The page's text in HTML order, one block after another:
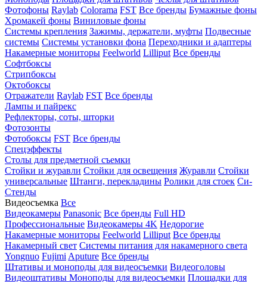
Фотофоны Raylab Colorama FST Все бренды Бумажные фоны
Хромакей фоны Виниловые фоны
Системы крепления Зажимы, держатели, муфты Подвесные
системы Системы установки фона Переходники и адаптеры
Накамерные мониторы Feelworld Lilliput Все бренды
Софтбоксы
Стрипбоксы
Октобоксы
Отражатели Raylab FST Все бренды
Лампы и пайрекс
Рефлекторы, соты, шторки
Фотозонты
Фотобоксы FST Все бренды
Спецэффекты
Столы для предметной съемки
Стойки и журавли Стойки для освещения Журавли Стойки
универсальные Штанги, перекладины Ролики для стоек Си-
Стенды
Видеосъемка Все
Видеокамеры Panasonic Все бренды Full HD
Профессиональные Видеокамеры 4K Недорогие
Накамерные мониторы Feelworld Lilliput Все бренды
Накамерный свет Системы питания для накамерного света
Yongnuo Fujimi Aputure Все бренды
Штативы и моноподы для видеосъемки Видеоголовы
Видеоштативы Моноподы для видеосъемки Площадки для